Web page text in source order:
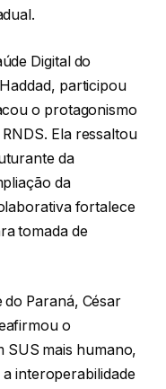
Digital do
participou
o protagonismo
Ela ressaltou
da
da
fortalece
tomada de
do Paraná, César
o
SUS mais humano,
a interoperabilidade